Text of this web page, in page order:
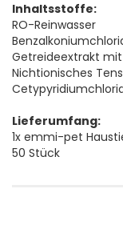
Inhaltsstoffe:
RO-Reinwasser
Getreideextrakt
Nichtionisches
Lieferumfang:
1x emmi-pet
50 Stück